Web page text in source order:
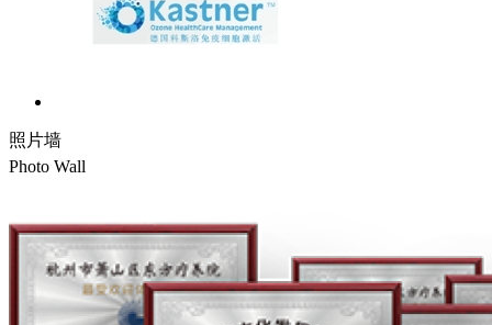
照片墙
Photo Wall